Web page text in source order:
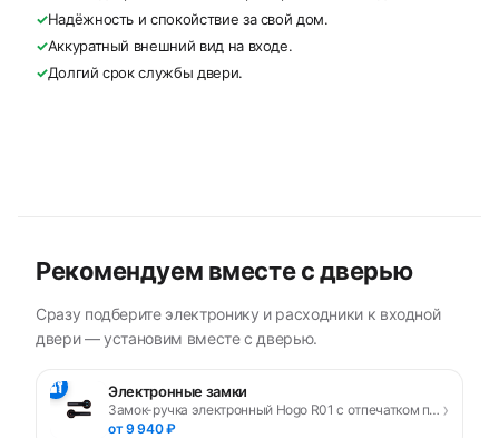
✓Надёжность и спокойствие за свой дом.
✓Аккуратный внешний вид на входе.
✓Долгий срок службы двери.
Рекомендуем вместе с дверью
Сразу подберите электронику и расходники к входной
двери — установим вместе с дверью.
🔐 Электронные замки
Замок-ручка электронный Hogo R01 с отпечатком пальца, черный
от 9 940 ₽
›